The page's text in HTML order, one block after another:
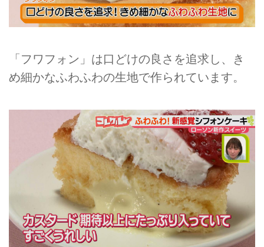
「フワフォン」は口どけの良さを追求し、き
め細かなふわふわの生地で作られています。